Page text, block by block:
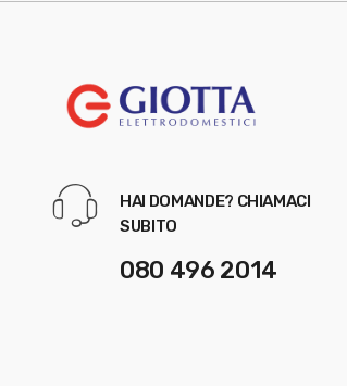
HAI DOMANDE? CHIAMACI
SUBITO
080 496 2014